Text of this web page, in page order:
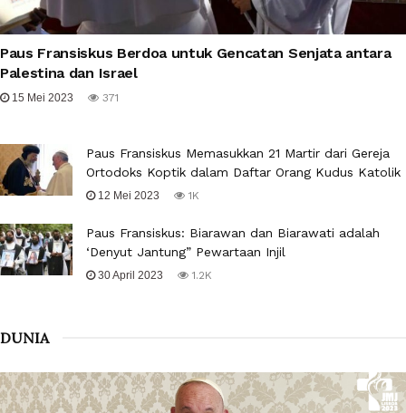
Paus Fransiskus Berdoa untuk Gencatan Senjata antara
Palestina dan Israel
15 Mei 2023 371
Paus Fransiskus Memasukkan 21 Martir dari Gereja
Ortodoks Koptik dalam Daftar Orang Kudus Katolik
12 Mei 2023 1K
Paus Fransiskus: Biarawan dan Biarawati adalah
‘Denyut Jantung” Pewartaan Injil
30 April 2023 1.2K
DUNIA